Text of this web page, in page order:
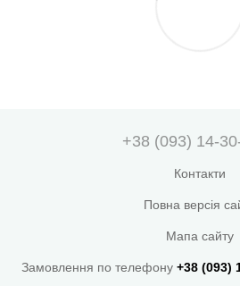
+38 (093) 14-
Контакти
Повна версія
Мапа сайту
Замовлення по телефону +38 (093)